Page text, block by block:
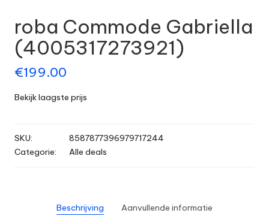
roba Commode Gabriella
(4005317273921)
€199.00
Bekijk laagste prijs
SKU:
8587877396979717244
Categorie:
Alle deals
Beschrijving Aanvullende informatie